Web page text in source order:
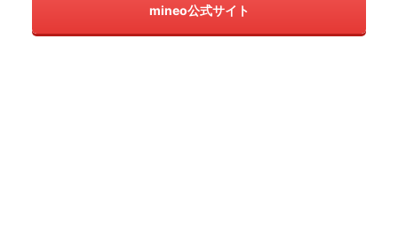
mineo公式サイト